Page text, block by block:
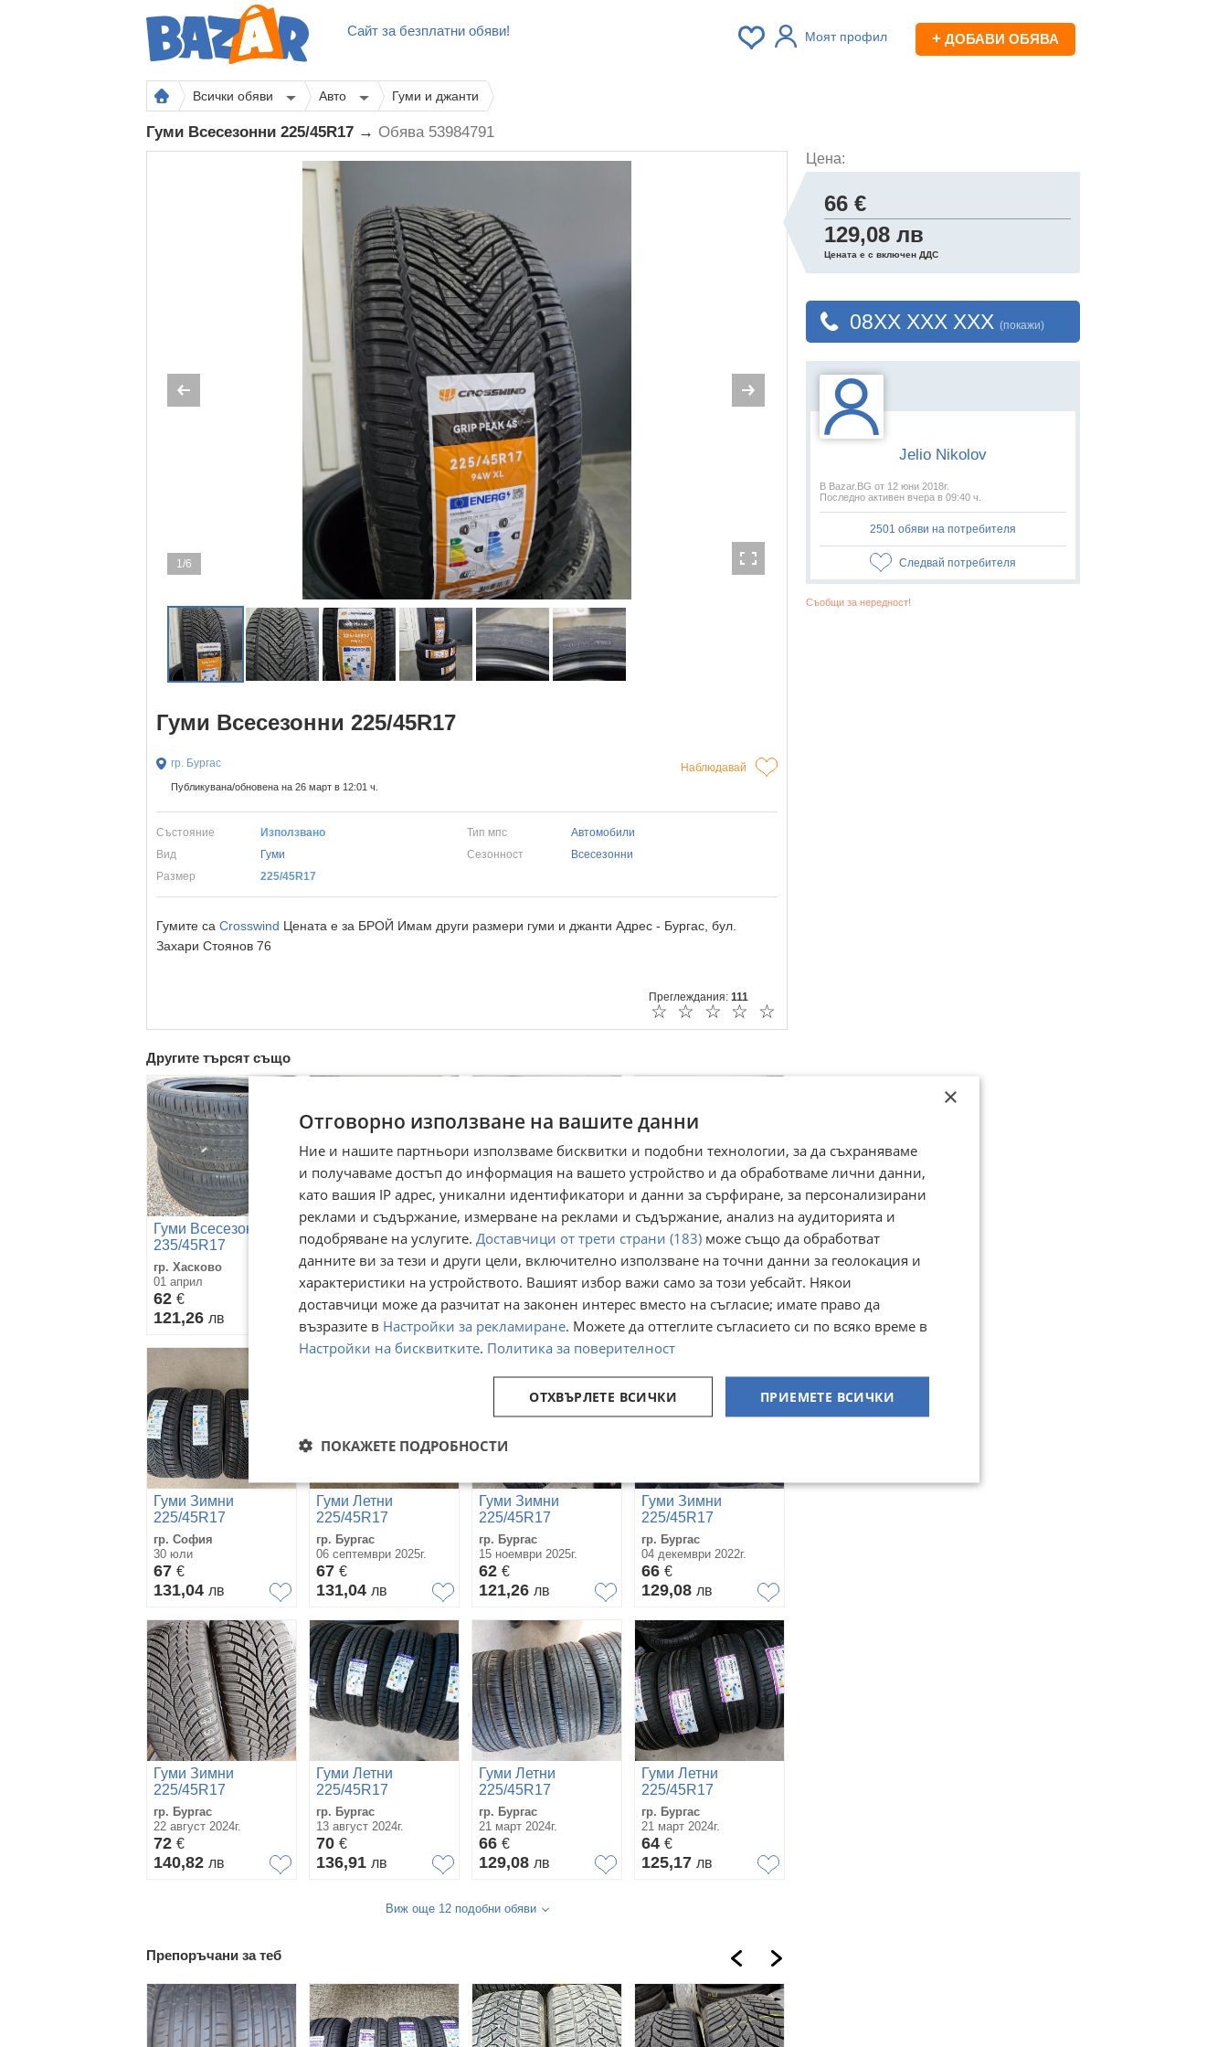
Сайт за безплатни обяви! Моят профил + ДОБАВИ ОБЯВА
Всички обяви Авто Гуми и джанти
Гуми Всесезонни 225/45R17 → Обява 53984791
1/6
Гуми Всесезонни 225/45R17
гр. Бургас Наблюдавай
Публикувана/обновена на 26 март в 12:01 ч.
Състояние Използвано Тип мпс
Автомобили
Вид
Гуми Сезонност
Всесезонни
Размер
225/45R17
Гумите са Crosswind Цената е за БРОЙ Имам други размери гуми и джанти Адрес - Бургас, бул.
Захари Стоянов 76
Преглеждания: 111
☆
☆
☆
☆
☆
Другите търсят също
Гуми Всесезонни
235/45R17
гр. Хасково
01 април
62 €
121,26 лв
Гуми Летни
225/45R17
гр. Бургас
05 март
60€
117,35 лв
Гуми Летни
225/45R17
гр. Бургас
08 март
70 €
Гуми Летни
225/45R17
гр. София
01 август
66€
Гуми Зимни
225/45R17
гр. София
30 юли
67 €
131,04 лв
Гуми Летни
225/45R17
гр. Бургас
06 септември 2025г.
67 €
131,04 лв
Гуми Зимни
225/45R17
гр. Бургас
15 ноември 2025г.
62 €
121,26 лв
Гуми Зимни
225/45R17
гр. Бургас
04 декември 2022г.
66 €
129,08 лв
Гуми Зимни
225/45R17
гр. Бургас
22 август 2024г.
72 €
140,82 лв
Гуми Летни
225/45R17
гр. Бургас
13 август 2024г.
70 €
136,91 лв
Гуми Летни
225/45R17
гр. Бургас
21 март 2024г.
66 €
129,08 лв
Гуми Летни
225/45R17
гр. Бургас
21 март 2024г.
64 €
125,17 лв
Виж още 12 подобни обяви
Препоръчани за теб
Цена:
66 €
129,08 лв
Цената е с включен ДДС
08XX XXX XXX (покажи)
Jelio Nikolov
В Bazar.BG от 12 юни 2018г.
Последно активен вчера в 09:40 ч.
2501 обяви на потребителя
Следвай потребителя
Съобщи за нередност!
×
Отговорно използване на вашите данни
Ние и нашите партньори използваме бисквитки и подобни технологии, за да съхраняваме
и получаваме достъп до информация на вашето устройство и да обработваме лични данни,
като вашия IP адрес, уникални идентификатори и данни за сърфиране, за персонализирани
реклами и съдържание, измерване на реклами и съдържание, анализ на аудиторията и
подобряване на услугите. Доставчици от трети страни (183) може също да обработват
данните ви за тези и други цели, включително използване на точни данни за геолокация и
характеристики на устройството. Вашият избор важи само за този уебсайт. Някои
доставчици може да разчитат на законен интерес вместо на съгласие; имате право да
възразите в Настройки за рекламиране. Можете да оттеглите съгласието си по всяко време в
Настройки на бисквитките. Политика за поверителност
ПРИЕМЕТЕ ВСИЧКИ
ОТХВЪРЛЕТЕ ВСИЧКИ
ПОКАЖЕТЕ ПОДРОБНОСТИ